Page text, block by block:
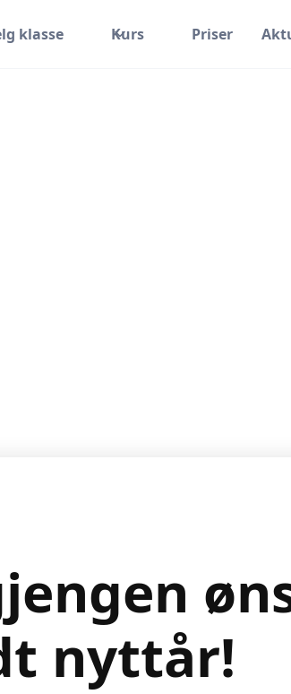
klasse Kurs Priser
nyttår!